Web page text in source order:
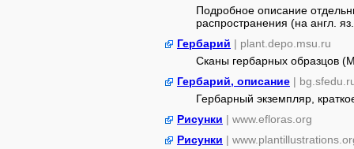
Подробное описание
распространения (на англ.
Гербарий | plant.depo.msu.ru
Сканы гербарных образцов
Гербарий, описание |
Гербарный экземпляр,
Рисунки | www.efloras.org
Рисунки |